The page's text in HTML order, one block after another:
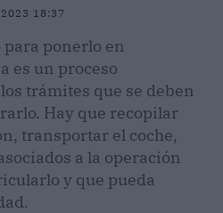
18:37
ponerlo en
es un proceso
trámites que se deben
Hay que recopilar
transportar el coche,
a la operación
y que pueda